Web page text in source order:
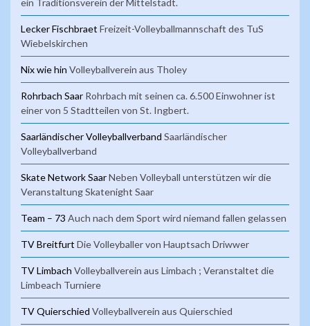
ein Traditionsverein der Mittelstadt.
Lecker Fischbraet Freizeit-Volleyballmannschaft des TuS
Wiebelskirchen
Nix wie hin Volleyballverein aus Tholey
Rohrbach Saar Rohrbach mit seinen ca. 6.500 Einwohner ist
einer von 5 Stadtteilen von St. Ingbert.
Saarländischer Volleyballverband Saarländischer
Volleyballverband
Skate Network SaarNeben Volleyball unterstützen wir die
Veranstaltung Skatenight Saar
Team – 73 Auch nach dem Sport wird niemand fallen gelassen
TV Breitfurt Die Volleyballer von Hauptsach Driwwer
TV Limbach Volleyballverein aus Limbach ; Veranstaltet die
Limbeach Turniere
TV Quierschied Volleyballverein aus Quierschied